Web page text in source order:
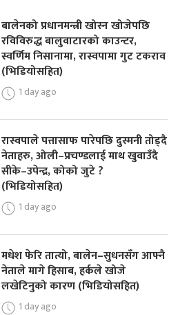
बालेनको प्रधानमन्त्री खोस्न खोजेपछि
रविविरुद्ध बालुवाटारको काउन्टर,
स्वर्णिम निसानामा, रास्वपामा गुट टकराव
(भिडियोसहित)
1 day ago
रास्वपाले पत्तासाफ पारेपछि दुस्मनी तोड्दै
नेताहरु, ओली–प्रचण्डलाई माथ खुवाउँदै
सीके–उपेन्द्र, कोको जुटे ?
(भिडियोसहित)
1 day ago
मधेश फेरि तात्यो, बालेन–सुधनसँग आफ्नै
नेताले मागे हिसाब, हर्कले खोजे
लखेटिनुको कारण (भिडियोसहित)
1 day ago